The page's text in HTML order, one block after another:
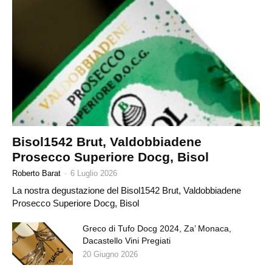
Bisol1542 Brut, Valdobbiadene
Prosecco Superiore Docg, Bisol
Roberto Barat - 6 Luglio 2026
La nostra degustazione del Bisol1542 Brut, Valdobbiadene
Prosecco Superiore Docg, Bisol
Greco di Tufo Docg 2024, Za’ Monaca,
Dacastello Vini Pregiati
20 Giugno 2026